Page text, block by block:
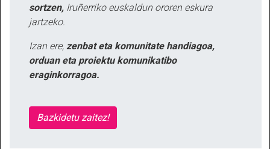
sortzen, Iruñerriko euskaldun ororen eskura
jartzeko.
Izan ere, zenbat eta komunitate handiagoa,
orduan eta proiektu komunikatibo
eraginkorragoa.
Bazkidetu zaitez!